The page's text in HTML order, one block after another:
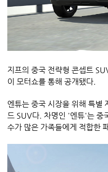
지프의 중국 전략형 콘셉트
이 모터쇼를 통해 공개됐다.
엔튜는 중국 시장을 위해 특별
드 SUV다. 차명인 '엔튜'는 중
수가 많은 가족들에게 적합한